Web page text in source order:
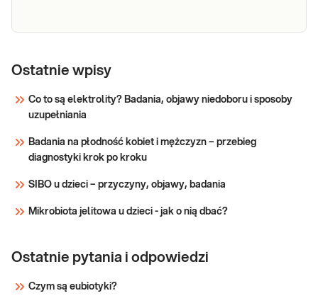
krwi
badanie krwi oceniające liczbę i wygląd krwinek:
krwi. Pomaga w wykrywaniu infekcji, stanów
zapalnych, niedokrwistości i innych zaburzeń.
Ostatnie wpisy
Co to są elektrolity? Badania, objawy niedoboru i sposoby
uzupełniania
Badania na płodność kobiet i mężczyzn – przebieg
diagnostyki krok po kroku
SIBO u dzieci – przyczyny, objawy, badania
Mikrobiota jelitowa u dzieci - jak o nią dbać?
Ostatnie pytania i odpowiedzi
Czym są eubiotyki?